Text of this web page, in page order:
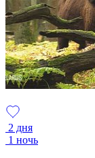
2 дня
1 ночь